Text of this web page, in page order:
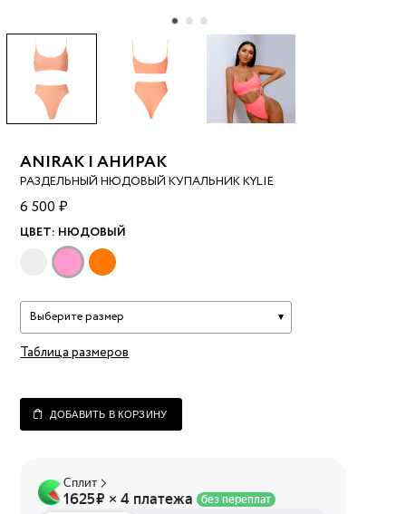
ANIRAK | АНИРАК
РАЗДЕЛЬНЫЙ НЮДОВЫЙ КУПАЛЬНИК KYLIE
6 500 ₽
ЦВЕТ: НЮДОВЫЙ
Выберите размер
Таблица размеров
ДОБАВИТЬ В КОРЗИНУ